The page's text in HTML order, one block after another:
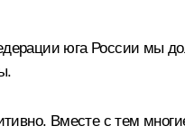
юга России мы
Вместе с тем